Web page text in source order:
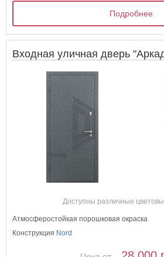
Подробнее
Входная уличная дверь
Доступны различные
Атмосферостойкая порошковая окраска
Конструкция Nord